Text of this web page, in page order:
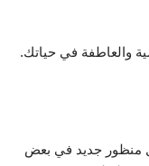
والعاطفة في حياتك.
منظور جديد في بعض